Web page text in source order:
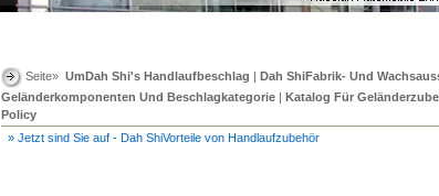
Seite» UmDah Shi's Handlaufbeschlag Dah ShiFabrik- Und
Geländerkomponenten Und Beschlagkategorie | Katalog Für
Policy
» Jetzt sind Sie auf - Dah ShiVorteile von Handlaufzubehör